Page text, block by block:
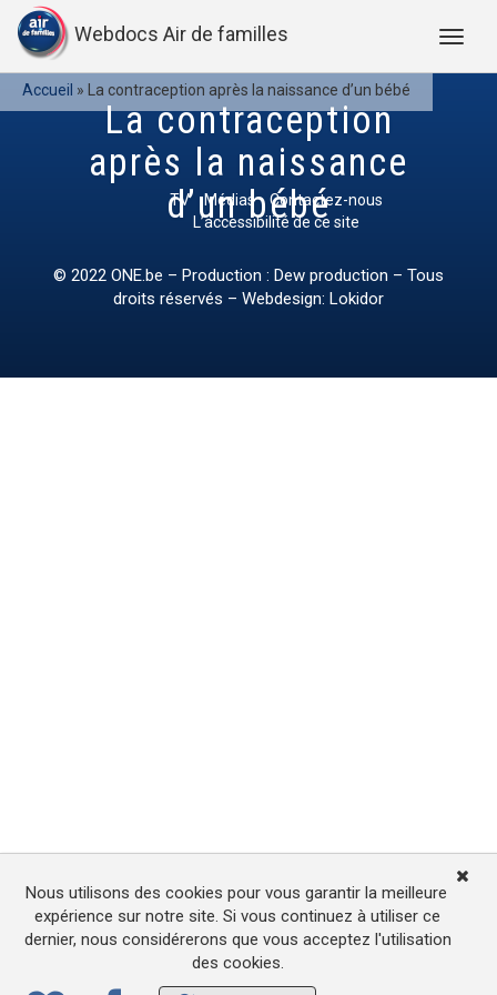
Webdocs Air de familles
Accueil » La contraception après la naissance d’un bébé
La contraception
après la naissance
d’un bébé
TV Médias
Contactez-nous
L’accessibilité de ce site
© 2022 ONE.be – Production : Dew production – Tous
droits réservés – Webdesign: Lokidor
Nous utilisons des cookies pour vous garantir la meilleure
expérience sur notre site. Si vous continuez à utiliser ce
dernier, nous considérerons que vous acceptez l'utilisation
des cookies.